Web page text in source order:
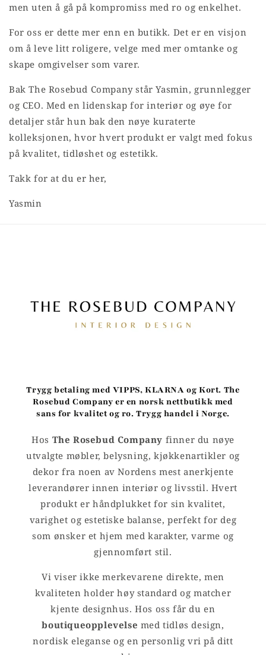
men uten å gå på kompromiss med ro og enkelhet.
For oss er dette mer enn en butikk. Det er en visjon
om å leve litt roligere, velge med mer omtanke og
skape omgivelser som varer.
Bak The Rosebud Company står Yasmin, grunnlegger
og CEO. Med en lidenskap for interiør og øye for
detaljer står hun bak den nøye kuraterte
kolleksjonen, hvor hvert produkt er valgt med fokus
på kvalitet, tidløshet og estetikk.
Takk for at du er her,
Yasmin
Trygg betaling med VIPPS, KLARNA og Kort. The
Rosebud Company er en norsk nettbutikk med
sans for kvalitet og ro.Trygg handel i Norge.
Hos The Rosebud Company finner du nøye
utvalgte møbler, belysning, kjøkkenartikler og
dekor fra noen av Nordens mest anerkjente
leverandører innen interiør og livsstil. Hvert
produkt er håndplukket for sin kvalitet,
varighet og estetiske balanse, perfekt for deg
som ønsker et hjem med karakter, varme og
gjennomført stil.
Vi viser ikke merkevarene direkte, men
kvaliteten holder høy standard og matcher
kjente designhus. Hos oss får du en
boutiqueopplevelse med tidløs design,
nordisk eleganse og en personlig vri på ditt